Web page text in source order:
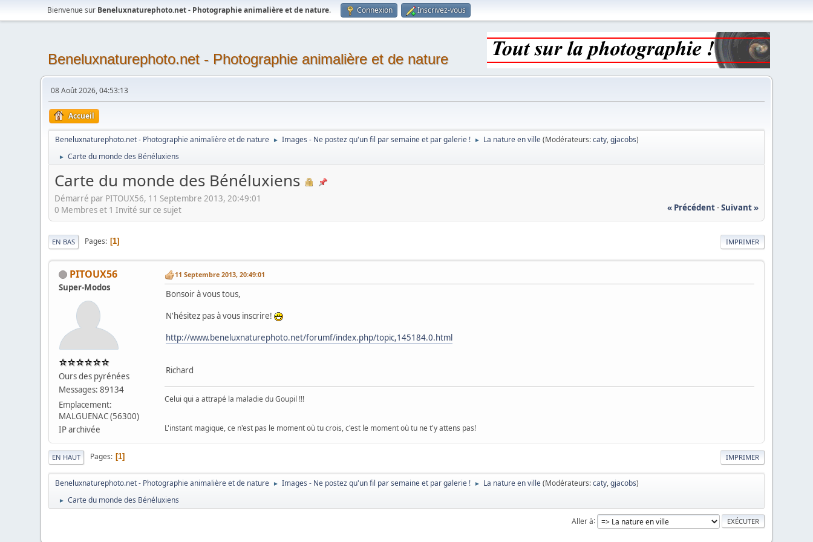
Bienvenue sur Beneluxnaturephoto.net - Photographie animalière et de nature. Connexion Inscrivez-vous
Beneluxnaturephoto.net - Photographie animalière et de nature
08 Août 2026, 04:53:13
Accueil
Beneluxnaturephoto.net - Photographie animalière et de nature ► Images - Ne postez qu'un fil par semaine et par galerie ! ► La nature en ville(Modérateurs:caty,gjacobs)
► Carte du monde des Bénéluxiens
Carte du monde des Bénéluxiens
Démarré par PITOUX56, 11 Septembre 2013, 20:49:01
« Précédent-Suivant »
0 Membres et 1 Invité sur ce sujet
IMPRIMER
EN BAS Pages 1
PITOUX56
Super-Modos
Ours des pyrénées
Messages: 89134
Emplacement:
MALGUENAC (56300)
IP archivée
11 Septembre 2013, 20:49:01
Bonsoir à vous tous,
N'hésitez pas à vous inscrire!
http://www.beneluxnaturephoto.net/forumf/index.php/topic,145184.0.html
Richard
Celui qui a attrapé la maladie du Goupil !!!
L'instant magique, ce n'est pas le moment où tu crois, c'est le moment où tu ne t'y attens pas!
IMPRIMER
EN HAUT Pages 1
Beneluxnaturephoto.net - Photographie animalière et de nature ► Images - Ne postez qu'un fil par semaine et par galerie ! ► La nature en ville(Modérateurs:caty,gjacobs)
► Carte du monde des Bénéluxiens
Aller à